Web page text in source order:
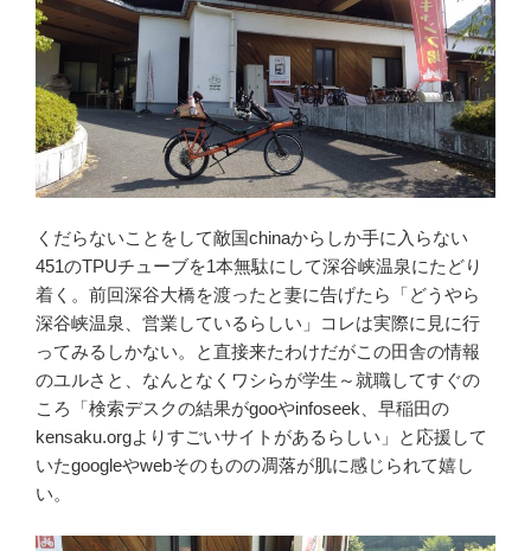
くだらないことをして敵国chinaからしか手に入らない
451のTPUチューブを1本無駄にして深谷峡温泉にたどり
着く。前回深谷大橋を渡ったと妻に告げたら「どうやら
深谷峡温泉、営業しているらしい」コレは実際に見に行
ってみるしかない。と直接来たわけだがこの田舎の情報
のユルさと、なんとなくワシらが学生～就職してすぐの
ころ「検索デスクの結果がgooやinfoseek、早稲田の
kensaku.orgよりすごいサイトがあるらしい」と応援して
いたgoogleやwebそのものの凋落が肌に感じられて嬉し
い。